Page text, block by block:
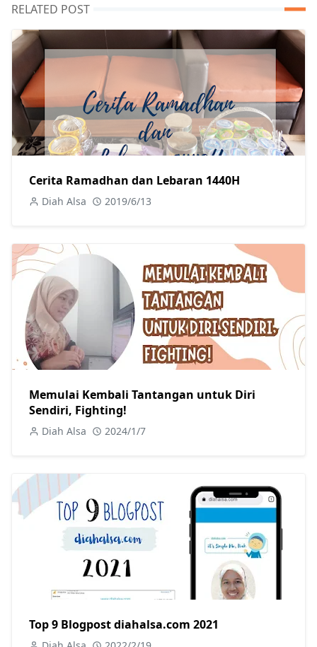
RELATED POST
Cerita Ramadhan dan Lebaran 1440H
Diah Alsa 2019/6/13
Memulai Kembali Tantangan untuk Diri
Sendiri, Fighting!
Diah Alsa 2024/1/7
Top 9 Blogpost diahalsa.com 2021